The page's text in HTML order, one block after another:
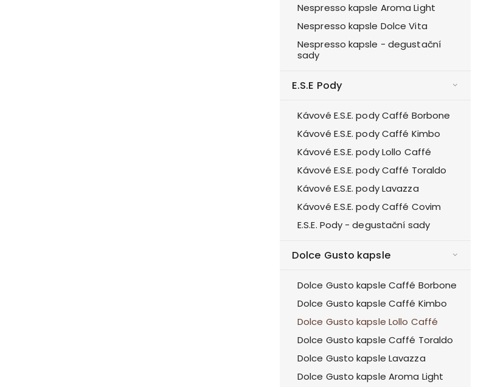
Nespresso kapsle Aroma Light
Nespresso kapsle Dolce Vita
Nespresso kapsle - degustační
sady
E.S.E Pody
Kávové E.S.E. pody Caffé Borbone
Kávové E.S.E. pody Caffé Kimbo
Kávové E.S.E. pody Lollo Caffé
Kávové E.S.E. pody Caffé Toraldo
Kávové E.S.E. pody Lavazza
Kávové E.S.E. pody Caffé Covim
E.S.E. Pody - degustační sady
Dolce Gusto kapsle
Dolce Gusto kapsle Caffé Borbone
Dolce Gusto kapsle Caffé Kimbo
Dolce Gusto kapsle Lollo Caffé
Dolce Gusto kapsle Caffé Toraldo
Dolce Gusto kapsle Lavazza
Dolce Gusto kapsle Aroma Light